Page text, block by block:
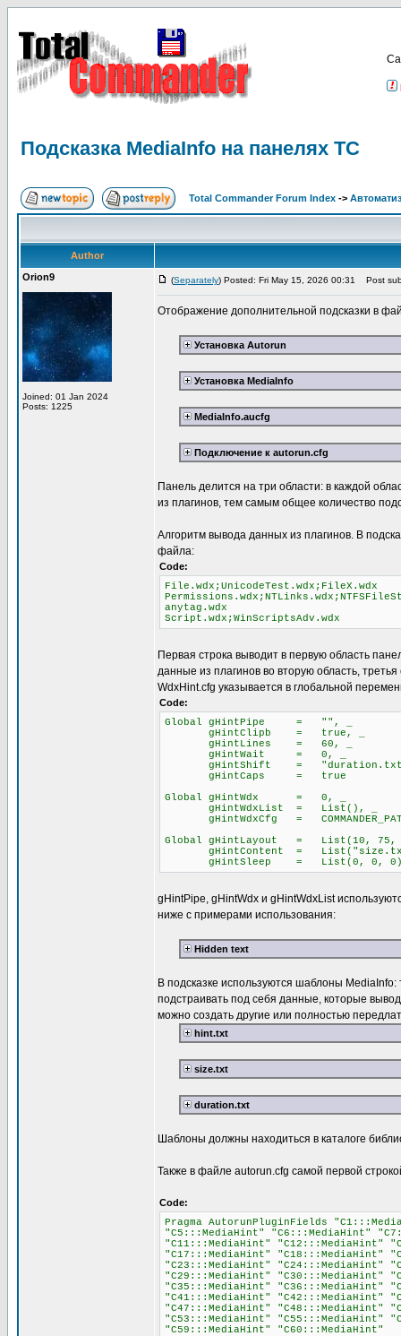
Подсказка MediaInfo на панелях ТС
Total Commander Forum Index ->
Author
Orion9
Joined: 01 Jan 2024
Posts: 1225
(Separately) Posted: Fri May 15, 2026 00:31 Post
Отображение дополнительной подсказки в
Установка Autorun
Установка MediaInfo
MediaInfo.aucfg
Подключение к autorun.cfg
Панель делится на три области: в каждой
из плагинов, тем самым общее количество
Алгоритм вывода данных из плагинов. В
файла:
Code:
File.wdx;UnicodeTest.wdx;FileX.wdx
anytag.wdx
Script.wdx;WinScriptsAdv.wdx
Первая строка выводит в первую область
данные из плагинов во вторую область,
WdxHint.cfg указывается в глобальной
Code:
Global gHintPipe = "", _
gHintClipb = true, _
gHintLines = 60, _
gHintWait = 0, _
gHintShift =
gHintCaps = true
Global gHintWdx = 0, _
gHintWdxList = List(), _
gHintWdxCfg =
Global gHintLayout = List(10, 75,
gHintContent =
gHintSleep = List(0, 0,
gHintPipe, gHintWdx и gHintWdxList
ниже с примерами использования:
Hidden text
В подсказке используются шаблоны
подстраивать под себя данные, которые
можно создать другие или полностью
hint.txt
size.txt
duration.txt
Шаблоны должны находиться в каталоге
Также в файле autorun.cfg самой первой
Code:
Pragma AutorunPluginFields
"C5:::MediaHint" "C6:::MediaHint"
"C11:::MediaHint" "C12:::MediaHint"
"C17:::MediaHint" "C18:::MediaHint"
"C23:::MediaHint" "C24:::MediaHint"
"C29:::MediaHint" "C30:::MediaHint"
"C35:::MediaHint" "C36:::MediaHint"
"C41:::MediaHint" "C42:::MediaHint"
"C47:::MediaHint" "C48:::MediaHint"
"C53:::MediaHint" "C55:::MediaHint"
"C59:::MediaHint" "C60:::MediaHint"